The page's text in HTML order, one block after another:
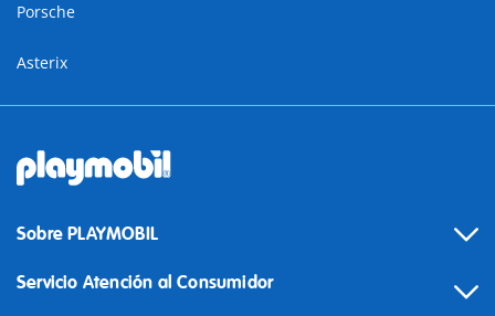
Porsche
Asterix
Sobre PLAYMOBIL
Servicio Atención al Consumidor